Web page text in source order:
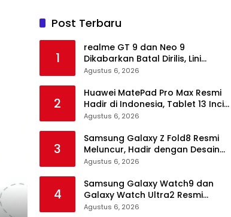
Post Terbaru
1
realme GT 9 dan Neo 9
Dikabarkan Batal Dirilis, Lini
Flagship realme Terancam
Agustus 6, 2026
2
Huawei MatePad Pro Max Resmi
Hadir di Indonesia, Tablet 13 Inci
Tertipis dan Teringan
Agustus 6, 2026
3
Samsung Galaxy Z Fold8 Resmi
Meluncur, Hadir dengan Desain
Lebih Pendek dan Lebar
Agustus 6, 2026
4
Samsung Galaxy Watch9 dan
Galaxy Watch Ultra2 Resmi
Meluncur, Bawa AI, Snapdragon
Agustus 6, 2026